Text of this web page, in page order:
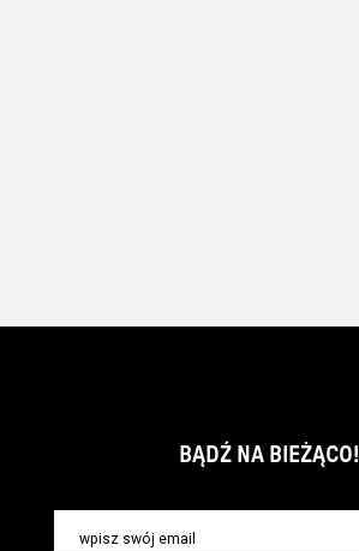
BĄDŹ NA BIEŻĄCO!